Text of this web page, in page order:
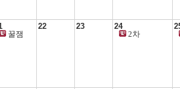
꿀잼
22 23
24
2차